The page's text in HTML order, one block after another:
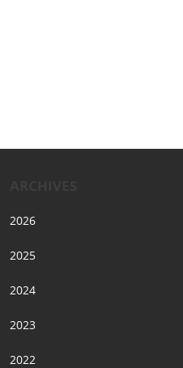
2026
2025
2024
2023
2022